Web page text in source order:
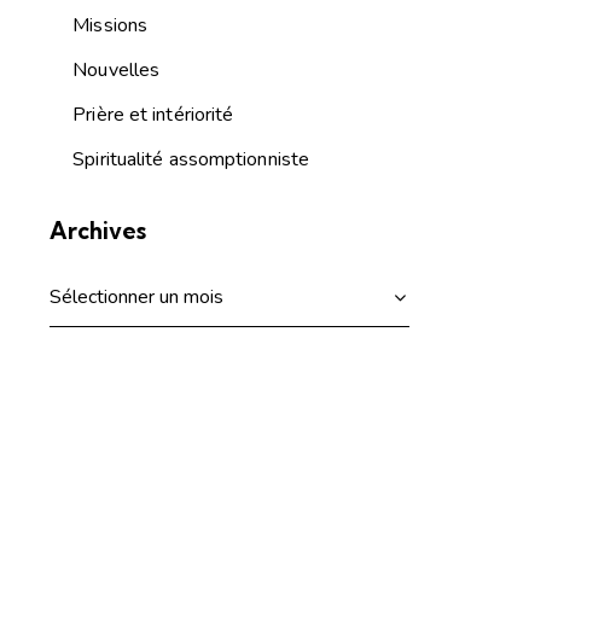
Missions
Nouvelles
Prière et intériorité
Spiritualité assomptionniste
Archives